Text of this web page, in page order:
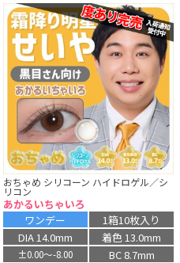
おちゃめ シリコーン ハイドロゲル／シ
リコン
あかるいちゃいろ
ワンデー
1箱10枚入り
DIA 14.0mm
着色 13.0mm
±0.00〜-8.00
BC 8.7mm